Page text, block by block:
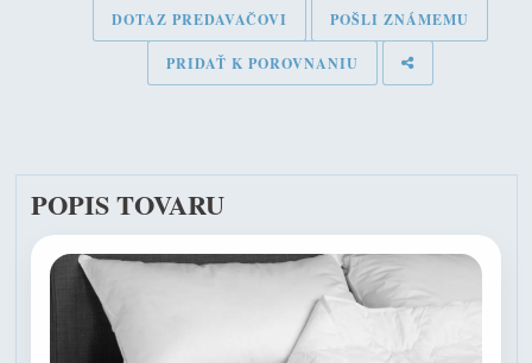
DOTAZ PREDAVAČOVI POŠLI ZNÁMEMU
PRIDAŤ K POROVNANIU
POPIS TOVARU